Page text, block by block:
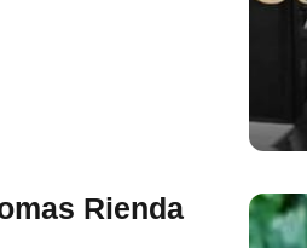
Rienda